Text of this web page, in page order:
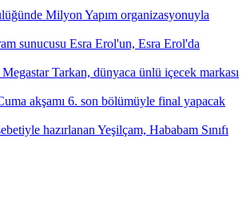
Milyon Yapım organizasyonuyla
sunucusu Esra Erol'un, Esra Erol'da
Tarkan, dünyaca ünlü içecek markası
akşamı 6. son bölümüyle final yapacak
hazırlanan Yeşilçam, Hababam Sınıfı